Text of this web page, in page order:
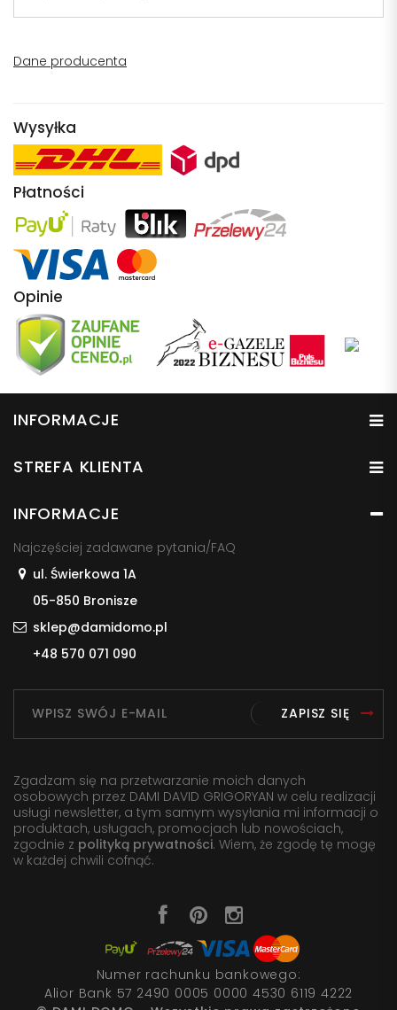
Dane producenta
Wysyłka
Płatności
Opinie
INFORMACJE
STREFA KLIENTA
INFORMACJE
Najczęściej zadawane pytania/FAQ
ul. Świerkowa 1A
05-850 Bronisze
sklep@damidomo.pl
+48 570 071 090
ZAPISZ SIĘ
Zgadzam się na przetwarzanie moich danych
osobowych przez DAMI DAVID GRIGORYAN w celu realizacji
usługi newsletter, a tym samym wysyłania mi informacji o
produktach, usługach, promocjach lub nowościach,
zgodnie z polityką prywatności. Wiem, że zgodę tę mogę
w każdej chwili cofnąć.
Numer rachunku bankowego:
Alior Bank 57 2490 0005 0000 4530 6119 4222